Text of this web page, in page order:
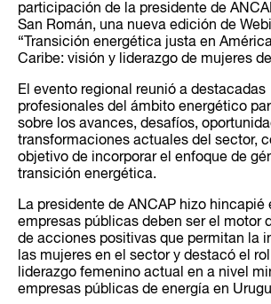
participación de la presidente de
San Román, una nueva edición de
“Transición energética justa en
Caribe: visión y liderazgo de mujeres
El evento regional reunió a destacadas
profesionales del ámbito energético
sobre los avances, desafíos,
transformaciones actuales del sector,
objetivo de incorporar el enfoque de
transición energética.
La presidente de ANCAP hizo hincapié
empresas públicas deben ser el motor
de acciones positivas que permitan la
las mujeres en el sector y destacó el
liderazgo femenino actual en a nivel
empresas públicas de energía en